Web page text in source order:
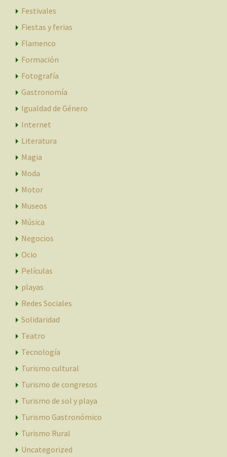
Festivales
Fiestas y ferias
Flamenco
Formación
Fotografía
Gastronomía
Igualdad de Género
Internet
Literatura
Magia
Moda
Motor
Museos
Música
Negocios
Ocio
Películas
playas
Redes Sociales
Solidaridad
Teatro
Tecnología
Turismo cultural
Turismo de congresos
Turismo de sol y playa
Turismo Gastronómico
Turismo Rural
Uncategorized